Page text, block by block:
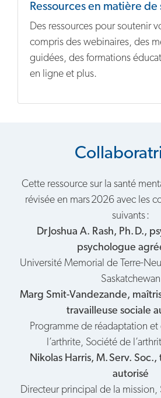
Ressources en matière
Des ressources pour soutenir
compris des webinaires, des
guidées, des formations
en ligne et plus.
Cette ressource sur la santé
révisée en mars 2026 avec les
suivants :
Dr Joshua A. Rash, Ph. D.,
psychologue
Université Memorial de Terre-
Saskatchewan
Marg Smit-Vandezande,
travailleuse sociale
Programme de réadaptation et
l’arthrite, Société de
Nikolas Harris, M. Serv.
autorisé
Directeur principal de la mission,